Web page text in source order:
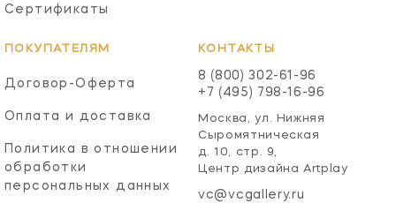
Сертификаты
ПОКУПАТЕЛЯМ
Договор-Оферта
Оплата и доставка
Политика в отношении
обработки
персональных данных
КОНТАКТЫ
8 (800) 302-61-96
+7 (495) 798-16-96
Москва, ул. Нижняя
Сыромятническая
д. 10, стр. 9,
Центр дизайна Artplay
vc@vcgallery.ru